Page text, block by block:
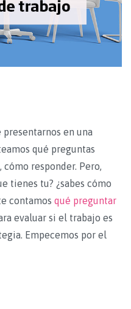
presentarnos en una
qué preguntas
cómo responder. Pero,
tienes tu? ¿sabes cómo
contamos qué preguntar
evaluar si el trabajo es
Empecemos por el